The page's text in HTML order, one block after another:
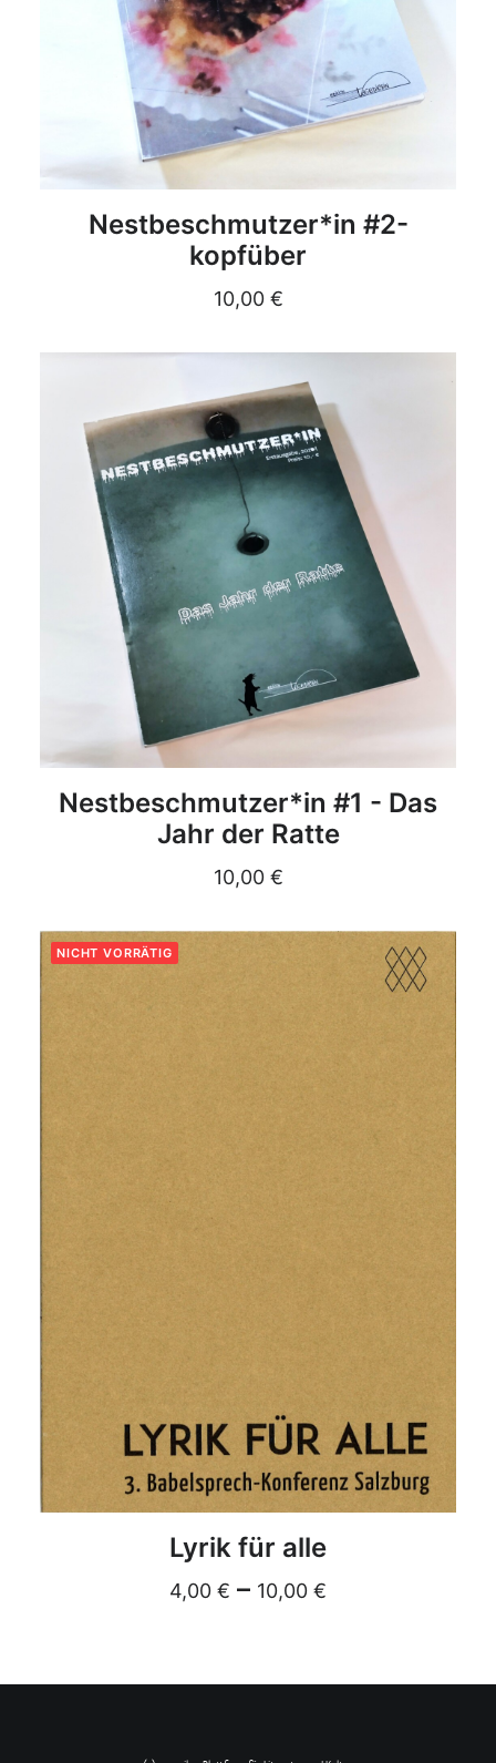
DETAILS
Nestbeschmutzer*in #2-
kopfüber
10,00 €
DETAILS
Nestbeschmutzer*in #1 - Das
Jahr der Ratte
10,00 €
NICHT VORRÄTIG
DETAILS
Lyrik für alle
4,00 € – 10,00 €